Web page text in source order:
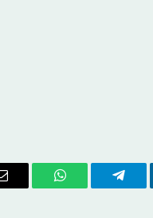
تيلقرام واتساب
البريد